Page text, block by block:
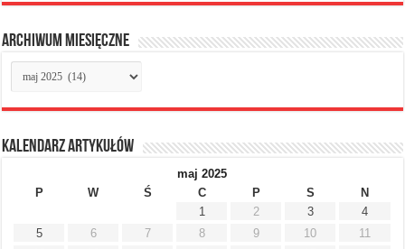
Archiwum miesięczne
Archiwum
miesięczne
Kalendarz artykułów
maj 2025
P
W Ś C P S
N
1
2 3
4
5
6 7 8 9 10
11